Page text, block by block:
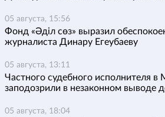
05 августа, 15:56
Фонд «Әділ сөз» выразил
журналиста Динару Егеубаеву
05 августа, 13:11
Частного судебного исполнителя в
заподозрили в незаконном выводе
05 августа, 18:04